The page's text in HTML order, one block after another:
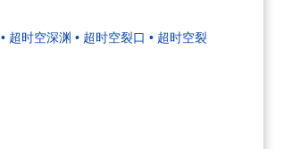
• 超时空深渊 • 超时空裂口 • 超时空裂